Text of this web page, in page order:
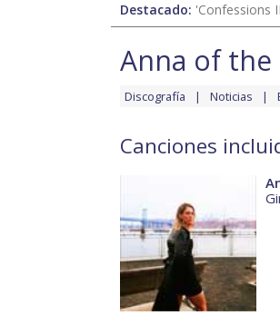
Destacado: 'Confessions
Anna of
Discografía Noticias
Canciones